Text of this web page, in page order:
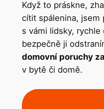
Když to práskne,
cítit spálenina, jsem
s vámi lidsky,
bezpečně ji
domovní poruchy
v bytě či domě.